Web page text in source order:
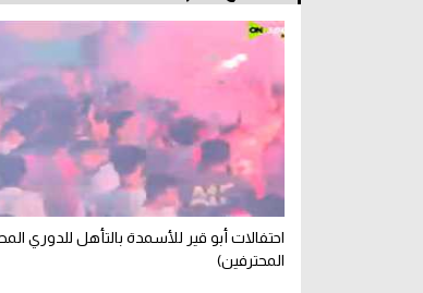
احتفالات أبو قير للأسمدة بالتأهل للدوري
المحترفين)